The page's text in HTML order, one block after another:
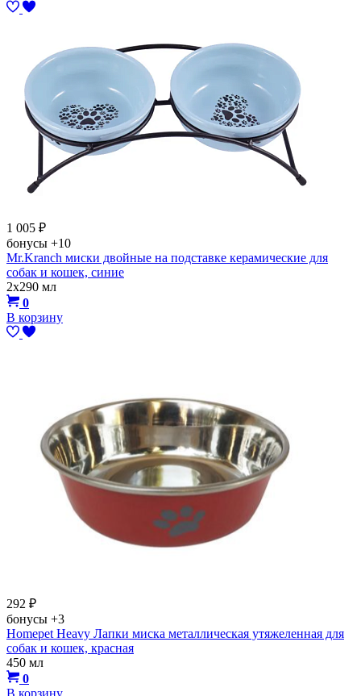
1 005 ₽
бонусы +10
Mr.Kranch миски двойные на подставке керамические для
собак и кошек, синие
2х290 мл
0
В корзину
292 ₽
бонусы +3
Homepet Heavy Лапки миска металлическая утяжеленная для
собак и кошек, красная
450 мл
0
В корзину